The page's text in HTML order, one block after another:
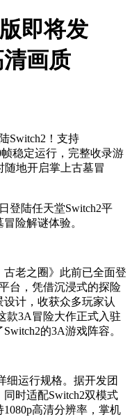
即将发
画质
Switch2！支持
稳定运行，完整收录游
地开启掌上古墓冒
登陆任天堂Switch2平
险解谜体验。
老之圈》此前已全面登
台，凭借沉浸式的探险
计，收获众多玩家认
款3A冒险大作正式入驻
的3A游戏阵容。
细运行规格。据开发团
时适配Switch2双模式
高清分辨率，掌机